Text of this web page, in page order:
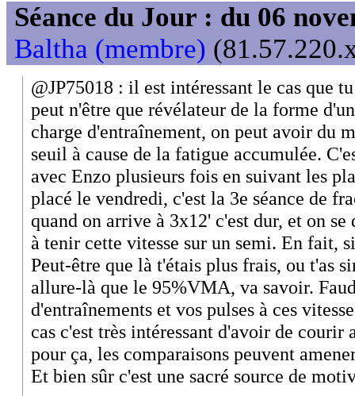
Séance du Jour : du 06
Baltha (membre)
@JP75018 : il est intéressant le cas que
peut n'être que révélateur de la forme
charge d'entraînement, on peut avoir du
seuil à cause de la fatigue accumulée.
avec Enzo plusieurs fois en suivant les
placé le vendredi, c'est la 3e séance de
quand on arrive à 3x12' c'est dur, et on
à tenir cette vitesse sur un semi. En fait,
Peut-être que là t'étais plus frais, ou t'as
allure-là que le 95%VMA, va savoir.
d'entraînements et vos pulses à ces
cas c'est très intéressant d'avoir de courir
pour ça, les comparaisons peuvent
Et bien sûr c'est une sacré source de